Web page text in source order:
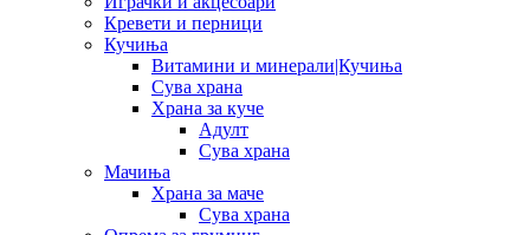
Кревети и перници
Кучиња
Витамини и минерали|Кучиња
Сува храна
Храна за куче
Адулт
Сува храна
Мачиња
Храна за маче
Сува храна